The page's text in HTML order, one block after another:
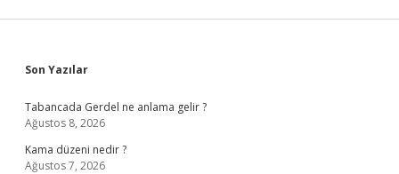
Sidebar
Son Yazılar
Tabancada Gerdel ne anlama gelir ?
Ağustos 8, 2026
Kama düzeni nedir ?
Ağustos 7, 2026